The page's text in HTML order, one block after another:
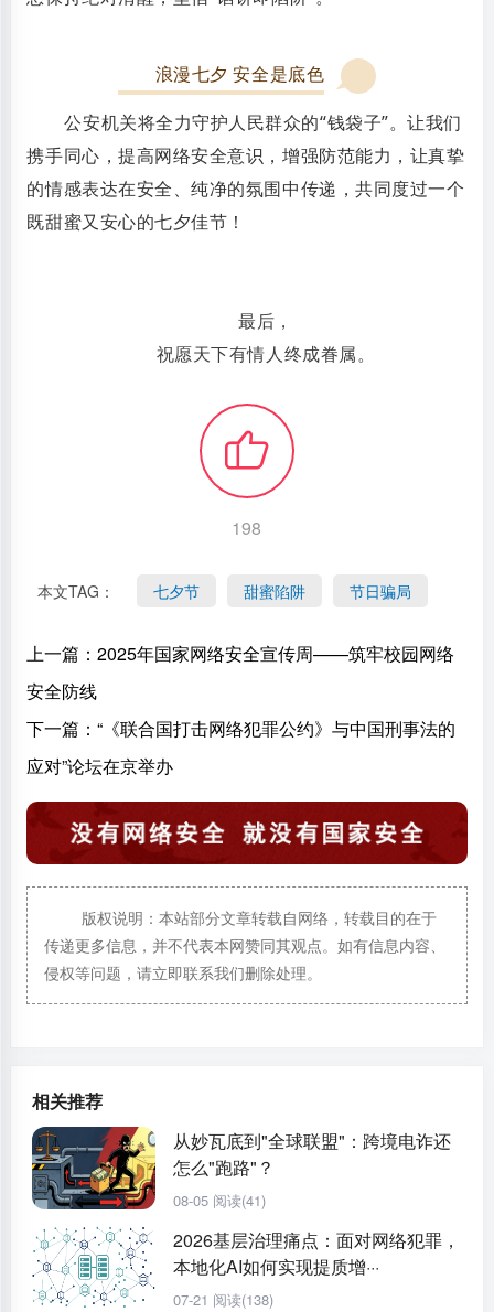
浪漫七夕 安全是底色
公安机关将全力守护人民群众的“钱袋子”。让我们
携手同心，提高网络安全意识，增强防范能力，让真挚
的情感表达在安全、纯净的氛围中传递，共同度过一个
既甜蜜又安心的七夕佳节！
最后，
祝愿天下有情人终成眷属。
198
本文TAG： 七夕节 甜蜜陷阱 节日骗局
上一篇：2025年国家网络安全宣传周——筑牢校园网络
安全防线
下一篇：“《联合国打击网络犯罪公约》与中国刑事法的
应对”论坛在京举办
版权说明：本站部分文章转载自网络，转载目的在于
传递更多信息，并不代表本网赞同其观点。如有信息内容、
侵权等问题，请立即联系我们删除处理。
相关推荐
从妙瓦底到"全球联盟"：跨境电诈还
怎么"跑路"？
08-05 阅读(41)
2026基层治理痛点：面对网络犯罪，
本地化AI如何实现提质增···
07-21 阅读(138)